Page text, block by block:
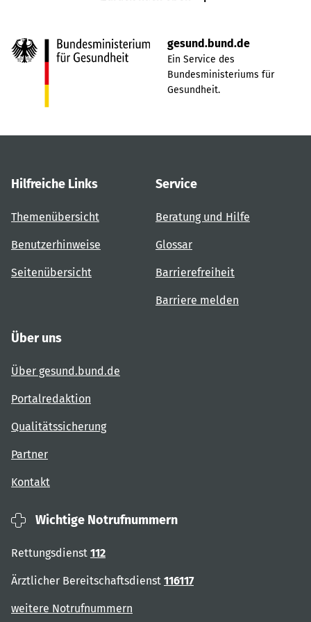
gesund.bund.de
Ein Service des
Bundesministeriums für
Gesundheit.
Hilfreiche Links
Themenübersicht
Benutzerhinweise
Seitenübersicht
Service
Beratung und Hilfe
Glossar
Barrierefreiheit
Barriere melden
Über uns
Über gesund.bund.de
Portalredaktion
Qualitätssicherung
Partner
Kontakt
Wichtige Notrufnummern
Rettungsdienst 112
Ärztlicher Bereitschaftsdienst 116117
weitere Notrufnummern